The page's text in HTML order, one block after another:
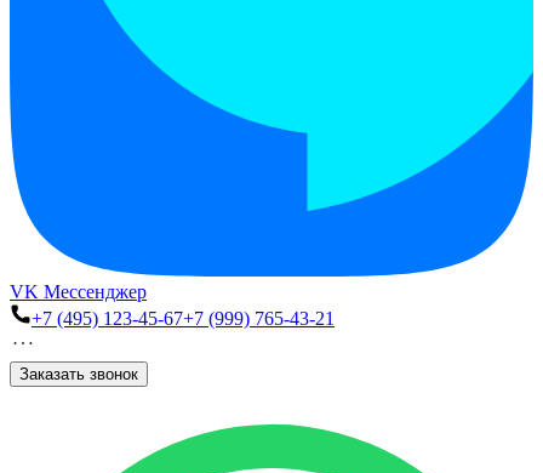
VK Мессенджер
+7 (495) 123-45-67+7 (999) 765-43-21
Заказать звонок